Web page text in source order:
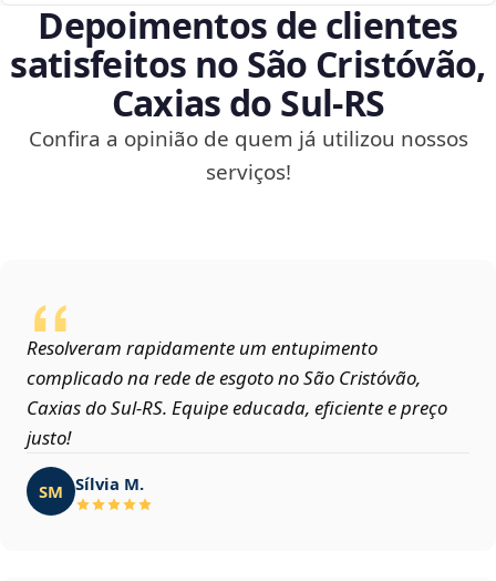
Depoimentos de clientes
satisfeitos no São Cristóvão,
Caxias do Sul‑RS
Confira a opinião de quem já utilizou nossos
serviços!
Resolveram rapidamente um entupimento
complicado na rede de esgoto no São Cristóvão,
Caxias do Sul‑RS. Equipe educada, eficiente e preço
justo!
SM Sílvia M.